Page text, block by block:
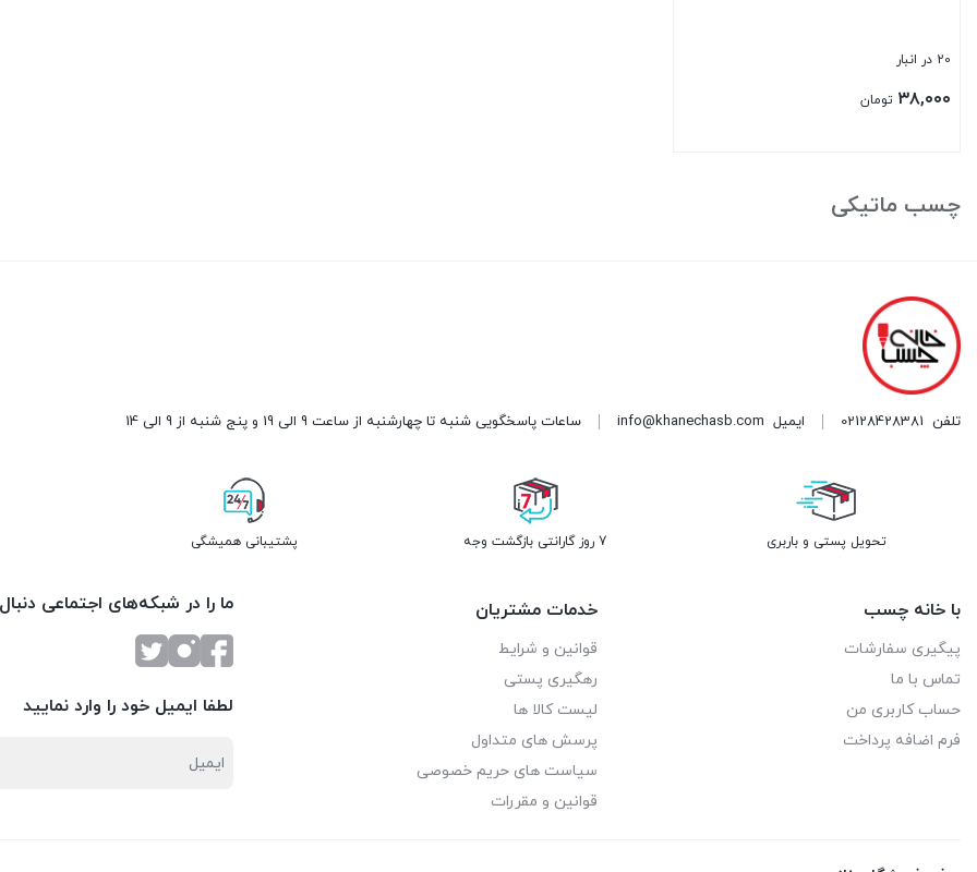
20 در انبار
۳۸,۰۰۰ تومان
چسب ماتیکی
تلفن 02128428381 ایمیل info@khanechasb.com ساعات پاسخگویی شنبه تا چهارشنبه از ساعت 9 الی 19 و پنج شنبه از 9 الی 14
تحویل پستی و باربری 7 روز گارانتی بازگشت وجه پشتیبانی همیشگی
با خانه چسب
پیگیری سفارشات
تماس با ما
حساب کاربری من
فرم اضافه پرداخت
خدمات مشتریان
قوانین و شرایط
رهگیری پستی
لیست کالا ها
پرسش های متداول
سیاست های حریم خصوصی
قوانین و مقررات
ما را در شبکه‌های اجتماعی
لطفا ایمیل خود را وارد نمایید